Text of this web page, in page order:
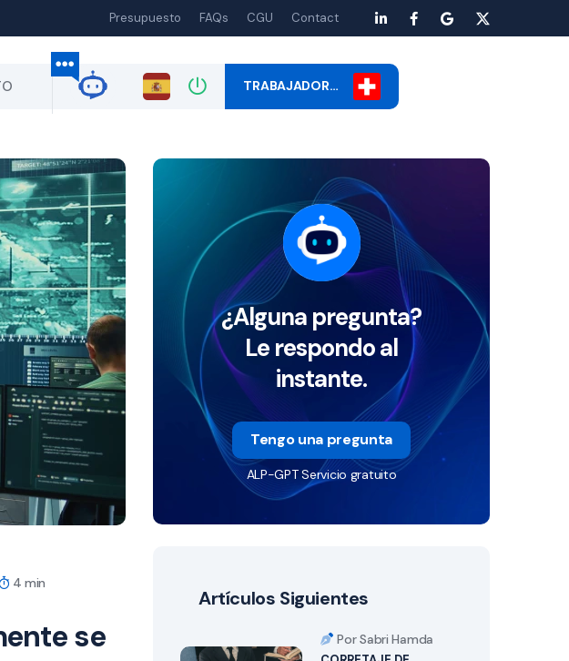
Presupuesto FAQs CGU Contact
TRABAJADOR…
4 min
se
¿Alguna pregunta?
Le respondo al
instante.
Tengo una pregunta
ALP-GPT Servicio gratuito
Artículos Siguientes
Por Sabri Hamda